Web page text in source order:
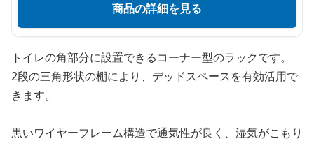
商品の詳細を見る
トイレの角部分に設置できるコーナー型のラックです。
2段の三角形状の棚により、デッドスペースを有効活用で
きます。
黒いワイヤーフレーム構造で通気性が良く、湿気がこもり